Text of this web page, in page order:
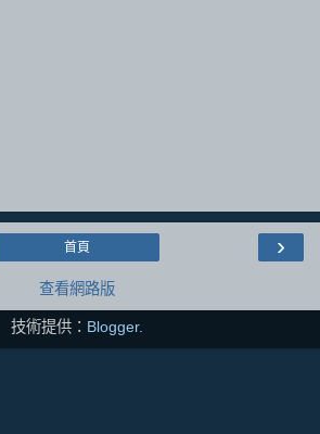
›
首頁
查看網路版
技術提供： Blogger.